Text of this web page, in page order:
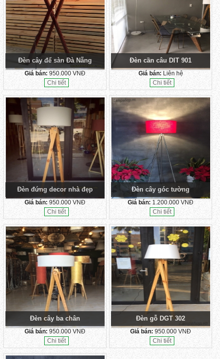
Đèn cây để sàn Đà Nẵng
Giá bán:950.000 VNĐ
Chi tiết
Đèn cần câu DIT 901
Giá bán: Liên hệ
Chi tiết
Đèn đứng decor nhà đẹp
Giá bán:950.000 VNĐ
Chi tiết
Đèn cây góc tường
Giá bán: 1.200.000 VNĐ
Chi tiết
Đèn cây ba chân
Giá bán:950.000 VNĐ
Chi tiết
Đèn gỗ DGT 302
Giá bán:950.000 VNĐ
Chi tiết